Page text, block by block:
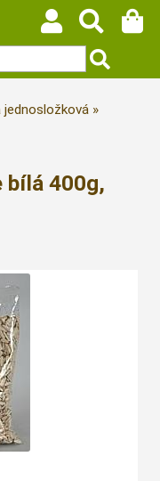
jednosložková
bílá 400g,